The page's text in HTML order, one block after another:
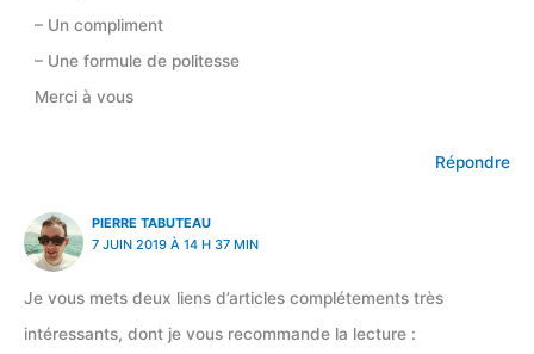
– Un compliment
– Une formule de politesse
Merci à vous
Répondre
PIERRE TABUTEAU
7 JUIN 2019 À 14 H 37 MIN
Je vous mets deux liens d’articles complétements très
intéressants, dont je vous recommande la lecture :